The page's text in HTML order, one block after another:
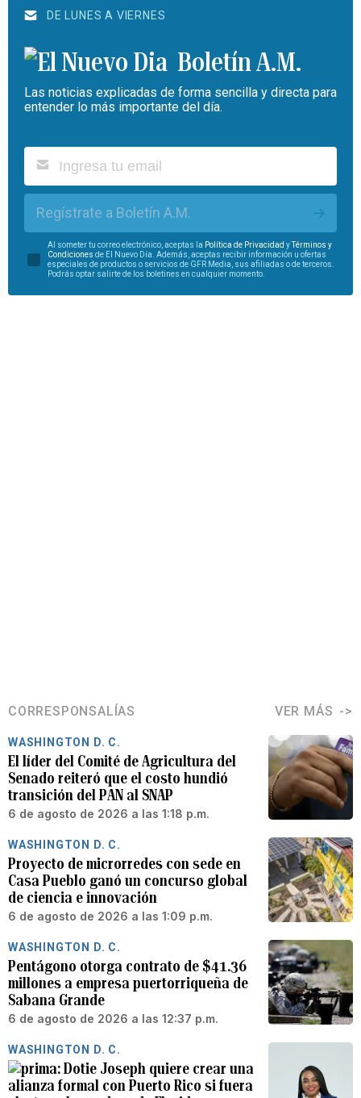
DE LUNES A VIERNES
Boletín A.M.
Las noticias explicadas de forma sencilla y directa para
entender lo más importante del día.
Regístrate a Boletín A.M.
Al someter tu correo electrónico, aceptas la Política de Privacidad yTérminos y
Condiciones de El Nuevo Día. Además, aceptas recibir información u ofertas
especiales de productos o servicios de GFR Media, sus afiliadas o de terceros.
Podrás optar salirte de los boletines en cualquier momento.
CORRESPONSALÍAS VER MÁS
WASHINGTON D. C.
El líder del Comité de Agricultura del
Senado reiteró que el costo hundió
transición del PAN al SNAP
6 de agosto de 2026 a las 1:18 p.m.
WASHINGTON D. C.
Proyecto de microrredes con sede en
Casa Pueblo ganó un concurso global
de ciencia e innovación
6 de agosto de 2026 a las 1:09 p.m.
WASHINGTON D. C.
Pentágono otorga contrato de $41.36
millones a empresa puertorriqueña de
Sabana Grande
6 de agosto de 2026 a las 12:37 p.m.
WASHINGTON D. C.
Dotie Joseph quiere crear una
alianza formal con Puerto Rico si fuera